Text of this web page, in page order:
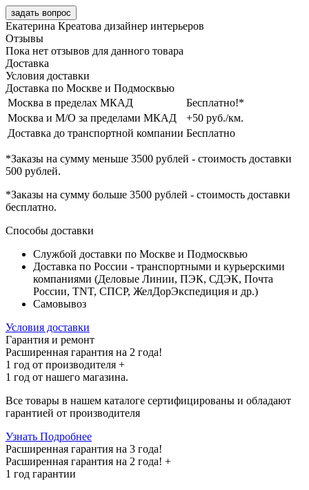
задать вопрос
Екатерина Креатова дизайнер интерьеров
Отзывы
Пока нет отзывов для данного товара
Доставка
Условия доставки
Доставка по Москве и Подмосквью
Москва в пределах МКАД
Бесплатно!*
Москва и М/О за пределами МКАД
+50 руб./км.
Доставка до транспортной компании Бесплатно
*Заказы на сумму меньше 3500 рублей - стоимость доставки
500 рублей.
*Заказы на сумму больше 3500 рублей - стоимость доставки
бесплатно.
Способы доставки
Службой доставки по Москве и Подмосквью
Доставка по России - транспортными и курьерскими
компаниями (Деловые Линии, ПЭК, СДЭК, Почта
России, TNT, СПСР, ЖелДорЭкспедиция и др.)
Самовывоз
Условия доставки
Гарантия и ремонт
Расширенная гарантия на 2 года!
1 год от производителя +
1 год от нашего магазина.
Все товары в нашем каталоге сертифицированы и обладают
гарантией от производителя
Узнать Подробнее
Расширенная гарантия на 3 года!
Расширенная гарантия на 2 года! +
1 год гарантии